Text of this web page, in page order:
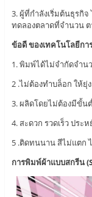
3. ผู้ที่กำลังเริ่มต้นธุรกิ
ทดลองตลาดที่จำนวน
ข้อดี ของเทคโนโลยีก
1. พิมพ์ได้ไม่จำกัดจำน
2 .ไม่ต้องทำบล็อก ให้ยุ่
3. ผลิดโดยไม่ต้องมีขั้น
4. สะดวก รวดเร็ว ประห
5 .ติดทนนาน สีไม่แตก
การพิมพ์ผ้าแบบสกรีน